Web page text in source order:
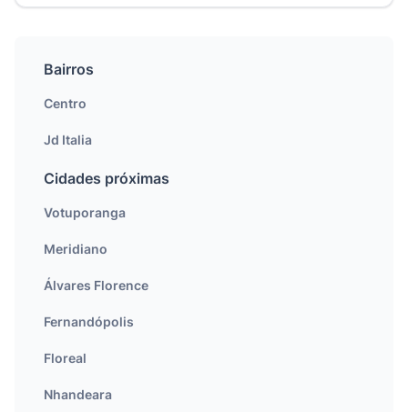
Bairros
Centro
Jd Italia
Cidades próximas
Votuporanga
Meridiano
Álvares Florence
Fernandópolis
Floreal
Nhandeara